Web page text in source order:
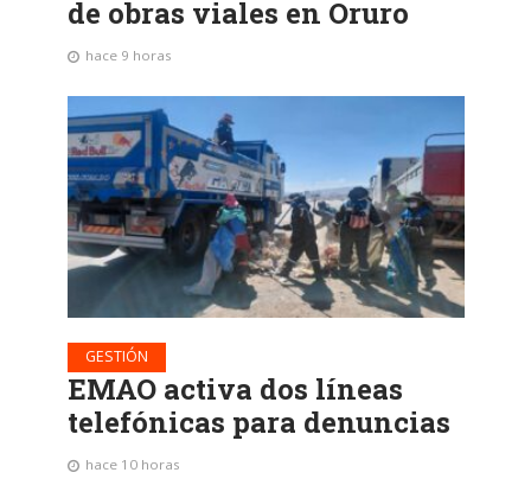
de obras viales en Oruro
hace 9 horas
GESTIÓN
EMAO activa dos líneas
telefónicas para denuncias
hace 10 horas